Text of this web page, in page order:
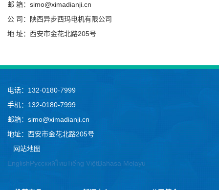
邮 箱：simo@ximadianji.cn
公 司：陕西异步西玛电机有限公司
地 址：西安市金花北路205号
电话：132-0180-7999
手机：132-0180-7999
邮箱：simo@ximadianji.cn
地址：西安市金花北路205号
网站地图
EnglishРусскийไทยTiếng ViệtBahasa Melayu